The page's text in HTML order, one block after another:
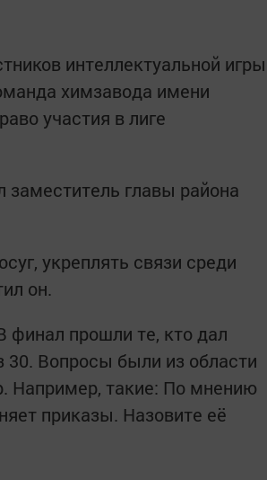
интеллектуальной
химзавода имени
участия в лиге
заместитель главы района
укреплять связи среди
он.
финал прошли те, кто дал
30. Вопросы были из области
Например, такие: По мнению
приказы. Назовите её